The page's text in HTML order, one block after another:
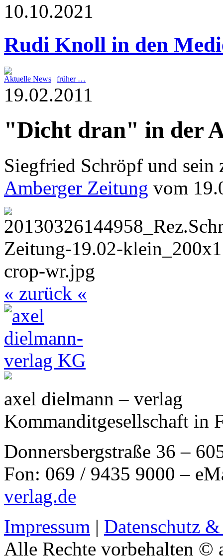
10.10.2021
Rudi Knoll in den
Aktuelle News | früher …
19.02.2011
"Dicht dran" in der
Siegfried Schröpf und
Amberger Zeitung vom
« zurück «
axel dielmann – verlag
Kommanditgesellschaft in
Donnersbergstraße 36 –
Fon: 069 / 9435 9000 –
verlag.de
Impressum | Datenschutz
Alle Rechte vorbehalten ©